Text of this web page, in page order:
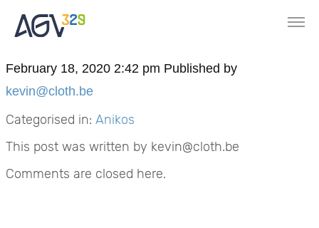
February 18, 2020 2:42 pm Published by
kevin@cloth.be
Categorised in: Anikos
This post was written by kevin@cloth.be
Comments are closed here.